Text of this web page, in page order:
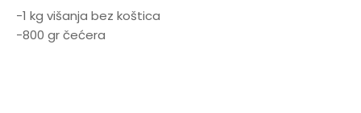
-1 kg višanja bez koštica
-800 gr čećera